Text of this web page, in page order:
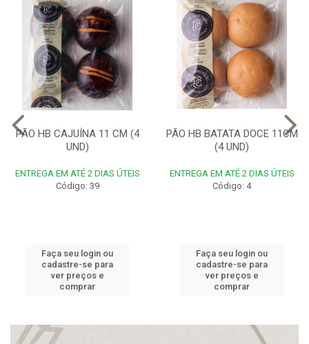
PÃO HB CAJUÍNA 11 CM (4
UND)
ENTREGA EM ATÉ 2 DIAS ÚTEIS
Código: 39
Faça seu login ou
cadastre-se para
ver preços e
comprar
PÃO HB BATATA DOCE 11CM
(4 UND)
ENTREGA EM ATÉ 2 DIAS ÚTEIS
Código: 4
Faça seu login ou
cadastre-se para
ver preços e
comprar